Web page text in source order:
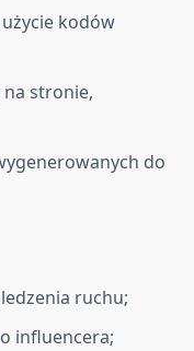
kodów
na stronie,
do
ruchu;
influencera;